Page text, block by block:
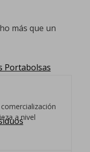
Portabolsas
más que un
a nivel